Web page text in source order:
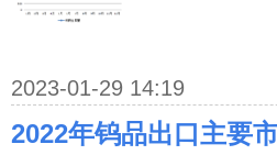
2023-01-29 14:19
2022年钨品出口主要